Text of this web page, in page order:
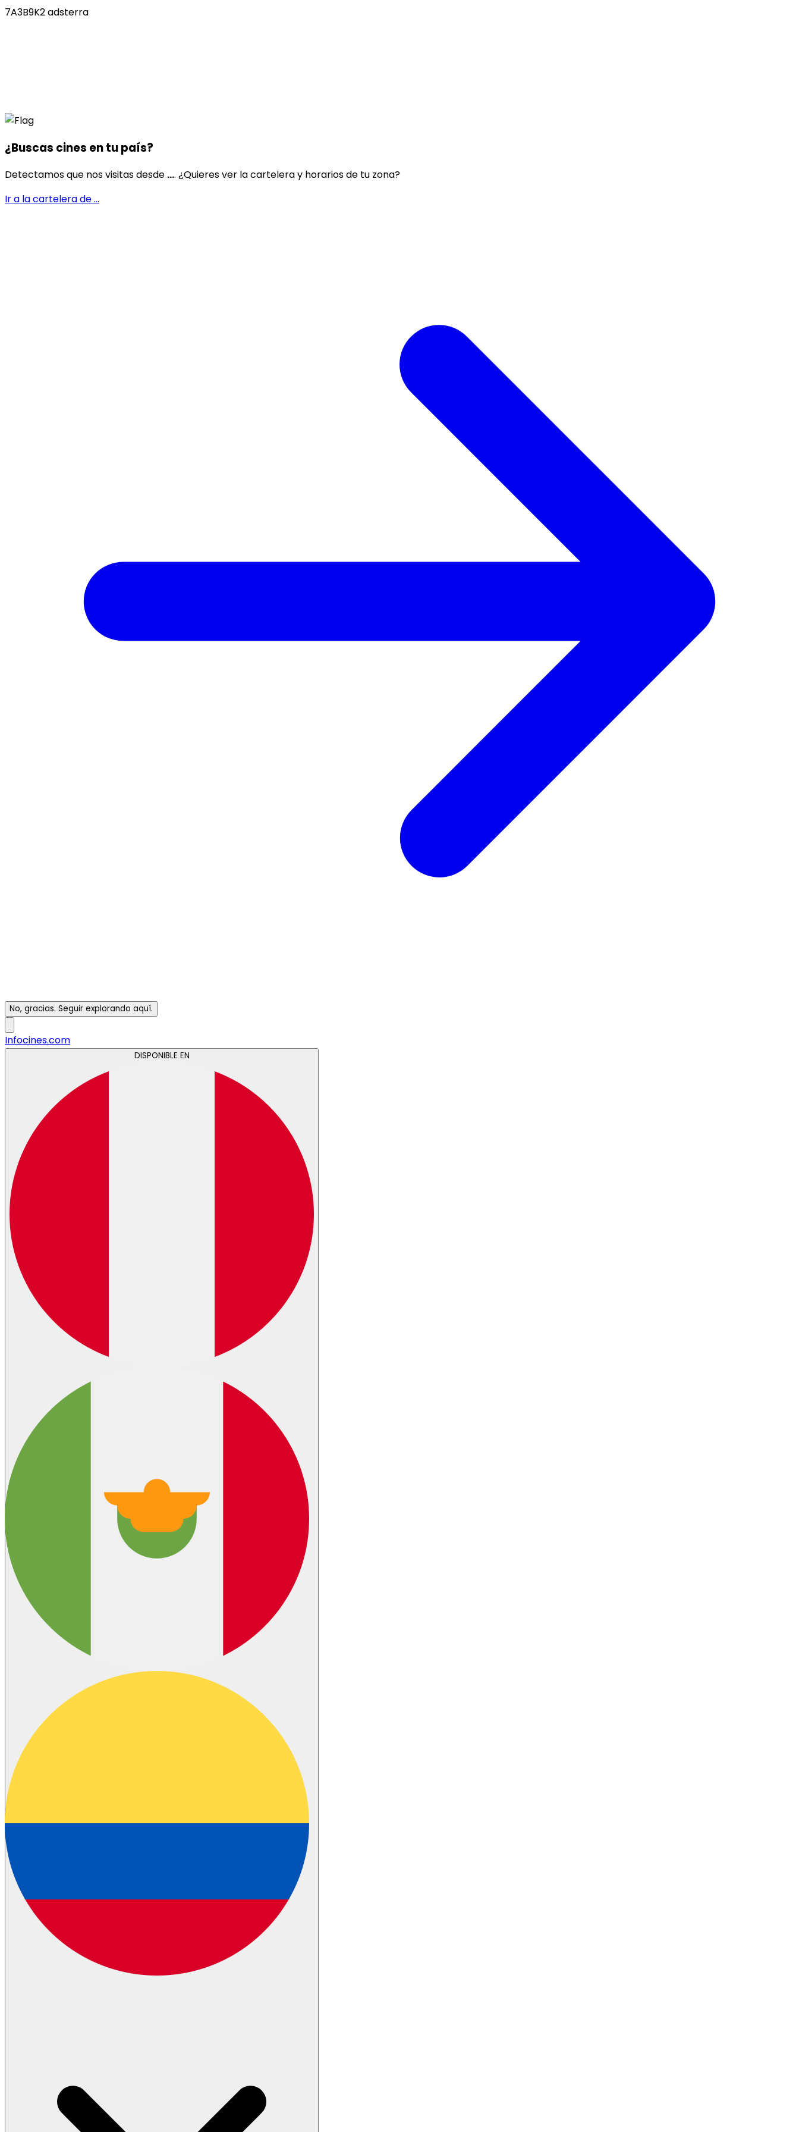
7A3B9K2 adsterra
¿Buscas cines entu país?
Detectamos que nos visitas desde .... ¿Quieres ver la cartelera y horarios de tu zona?
Ir a la cartelera de...
No, gracias. Seguir explorando aquí.
Infocines.com
DISPONIBLE EN